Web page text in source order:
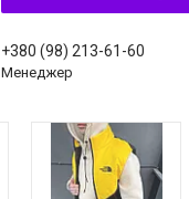
+380 (98) 213-61-60
Менеджер